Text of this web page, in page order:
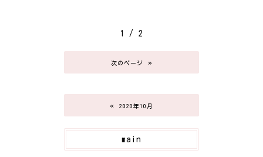
1 / 2
次のページ »
« 2020年10月
main